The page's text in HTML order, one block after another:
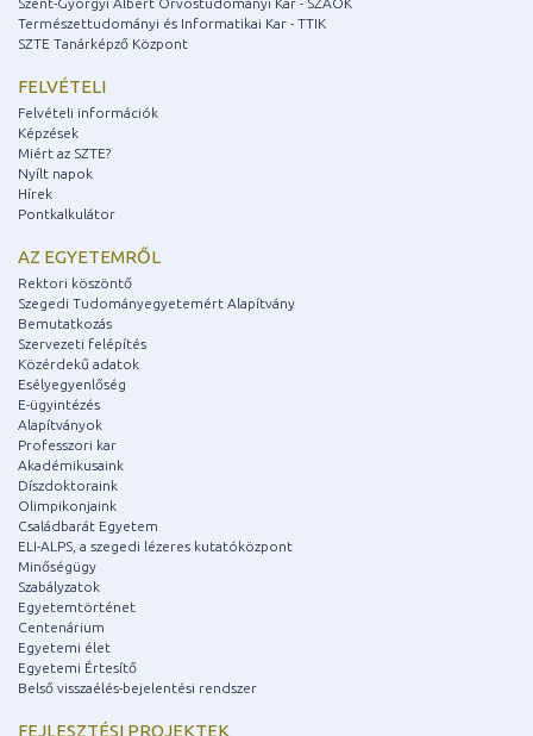
Szent-Györgyi Albert Orvostudományi Kar - SZAOK
Természettudományi és Informatikai Kar - TTIK
SZTE Tanárképző Központ
FELVÉTELI
Felvételi információk
Képzések
Miért az SZTE?
Nyílt napok
Hírek
Pontkalkulátor
AZ EGYETEMRŐL
Rektori köszöntő
Szegedi Tudományegyetemért Alapítvány
Bemutatkozás
Szervezeti felépítés
Közérdekű adatok
Esélyegyenlőség
E-ügyintézés
Alapítványok
Professzori kar
Akadémikusaink
Díszdoktoraink
Olimpikonjaink
Családbarát Egyetem
ELI-ALPS, a szegedi lézeres kutatóközpont
Minőségügy
Szabályzatok
Egyetemtörténet
Centenárium
Egyetemi élet
Egyetemi Értesítő
Belső visszaélés-bejelentési rendszer
FEJLESZTÉSI PROJEKTEK